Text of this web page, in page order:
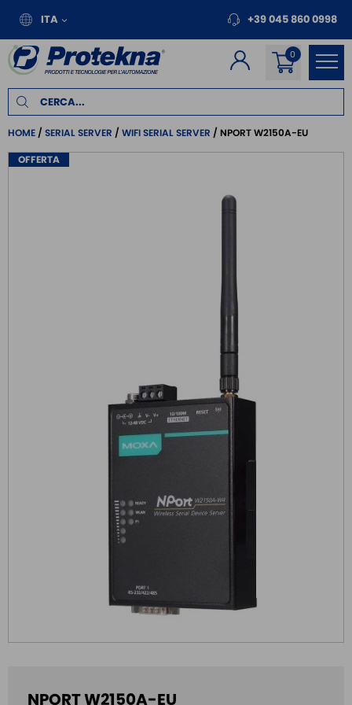
ITA +39 045 860 0998
HOME SERIAL SERVER WIFI SERIAL SERVER
NPORT W2150A-EU
OFFERTA
NPORT W2150A-EU